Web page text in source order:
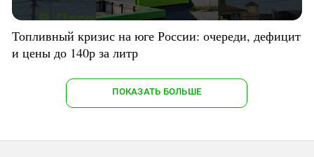
Топливный кризис на юге России: очереди, дефицит
и цены до 140р за литр
ПОКАЗАТЬ БОЛЬШЕ